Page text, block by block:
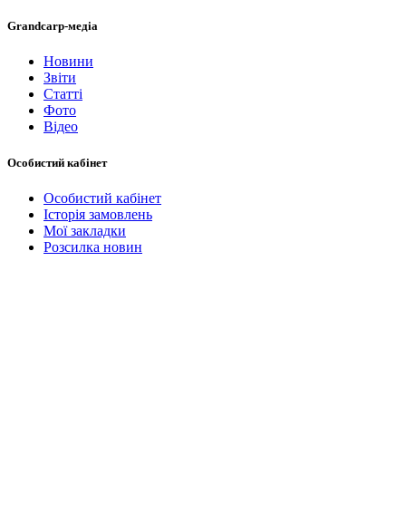
Grandcarp-медіа
Новини
Звіти
Статті
Фото
Відео
Особистий кабінет
Особистий кабінет
Історія замовлень
Мої закладки
Розсилка новин